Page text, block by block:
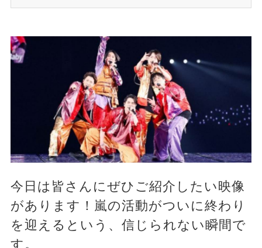
今日は皆さんにぜひご紹介したい映像
があります！嵐の活動がついに終わり
を迎えるという、信じられない瞬間で
す。